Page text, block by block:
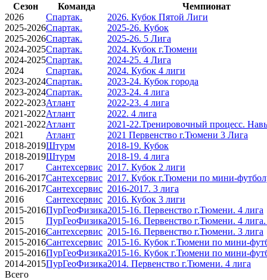
Сезон
Команда
Чемпионат
2026
Спартак.
2026. Кубок Пятой Лиги
2025-2026Спартак.
2025-26. Кубок
2025-2026Спартак.
2025-26. 5 Лига
2024-2025Спартак.
2024. Кубок г.Тюмени
2024-2025Спартак.
2024-25. 4 Лига
2024
Спартак.
2024. Кубок 4 лиги
2023-2024Спартак.
2023-24. Кубок города
2023-2024Спартак.
2023-24. 4 лига
2022-2023Атлант
2022-23. 4 лига
2021-2022Атлант
2022. 4 лига
2021-2022Атлант
2021-22.Тренировочный процесс.
2021
Атлант
2021 Первенство г.Тюмени 3 Лига
2018-2019Штурм
2018-19. Кубок
2018-2019Штурм
2018-19. 4 лига
2017
Сантехсервис 2017. Кубок 2 лиги
2016-2017Сантехсервис 2017. Кубок г.Тюмени по мини-
2016-2017Сантехсервис 2016-2017. 3 лига
2016
Сантехсервис 2016. Кубок 3 лиги
2015-2016ПурГеоФизика2015-16. Первенство г.Тюмени. 4 лига
2015
ПурГеоФизика2015-16. Первенство г.Тюмени. 4
2015-2016Сантехсервис 2015-16. Первенство г.Тюмени. 3 лига
2015-2016Сантехсервис 2015-16. Кубок г.Тюмени по мини-
2015-2016ПурГеоФизика2015-16. Кубок г.Тюмени по мини-
2014-2015ПурГеоФизика2014. Первенство г.Тюмени. 4 лига
Всего